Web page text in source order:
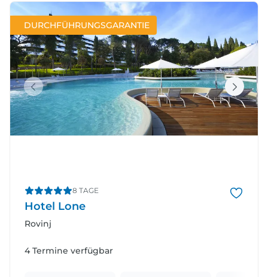
DURCHFÜHRUNGSGARANTIE
8 TAGE
Hotel Lone
Rovinj
4 Termine verfügbar